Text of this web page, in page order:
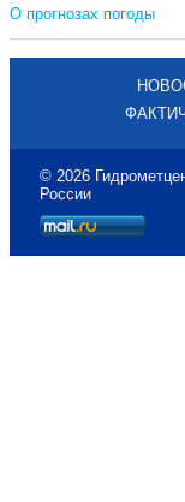
О прогнозах погоды
© 2026
России